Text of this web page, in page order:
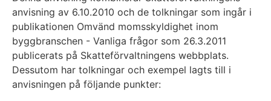
anvisning av 6.10.2010 och de tolkningar som ingår i
publikationen Omvänd momsskyldighet inom
byggbranschen - Vanliga frågor som 26.3.2011
publicerats på Skatteförvaltningens webbplats.
Dessutom har tolkningar och exempel lagts till i
anvisningen på följande punkter: